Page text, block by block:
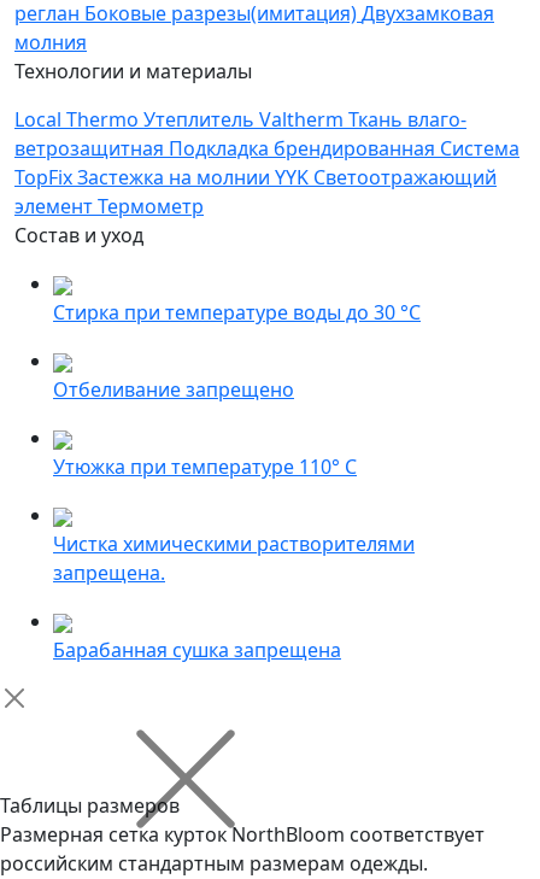
реглан Боковые разрезы(имитация)Двухзамковая
молния
Технологии и материалы
Local Thermo Утеплитель Valtherm Ткань влаго-
ветрозащитная Подкладка брендированная Система
TopFixЗастежка на молнии YYK Светоотражающий
элементТермометр
Состав и уход
Стирка при температуре воды до 30 °C
Отбеливание запрещено
Утюжка при температуре 110° С
Чистка химическими растворителями
запрещена.
Барабанная сушка запрещена
Таблицы размеров
Размерная сетка курток NorthBloom соответствует
российским стандартным размерам одежды.